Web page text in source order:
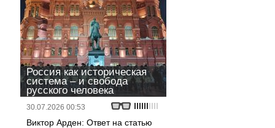
Россия как историческая
система – и свобода
русского человека
30.07.2026 00:53
Виктор Арден: Ответ на статью